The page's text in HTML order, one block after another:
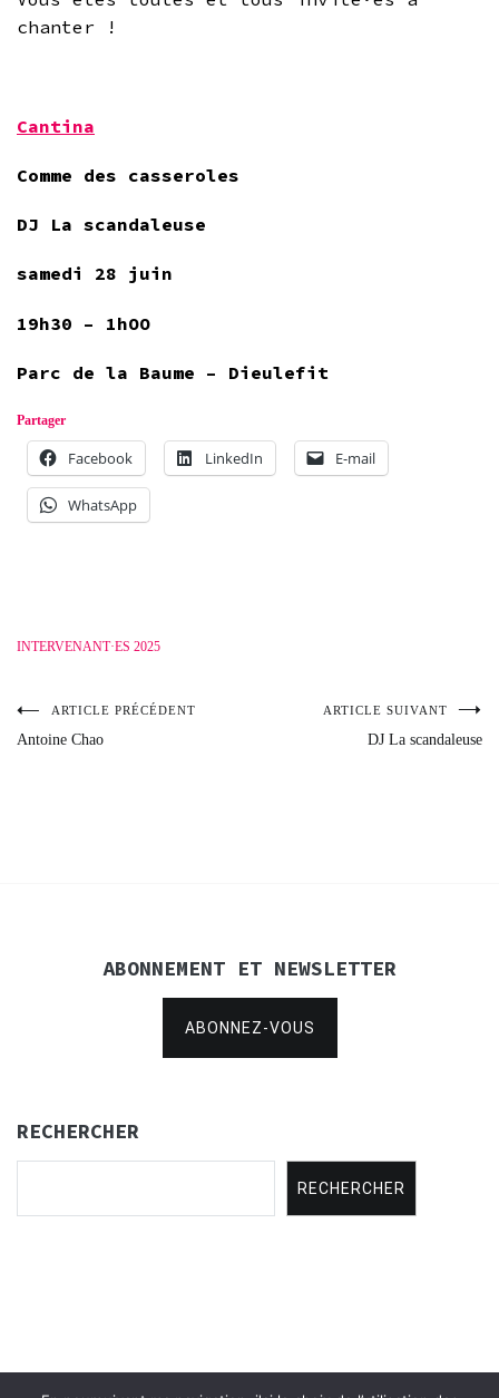
chanter !
Cantina
Comme des casseroles
DJ La scandaleuse
samedi 28 juin
19h30 – 1hOO
Parc de la Baume – Dieulefit
Partager
Facebook LinkedIn E-mail
WhatsApp
INTERVENANT·ES 2025
Navigation
ARTICLE PRÉCÉDENT
Antoine Chao
ARTICLE SUIVANT
DJ La scandaleuse
ABONNEMENT ET NEWSLETTER
ABONNEZ-VOUS
RECHERCHER
RECHERCHER